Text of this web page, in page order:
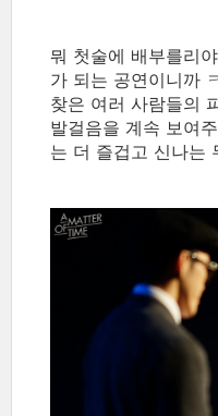
뭐 첫술에 배부를리
가 되는 공연이니까
찾은 여러 사람들의
발걸음을 계속 보여
는 더 즐겁고 신나는